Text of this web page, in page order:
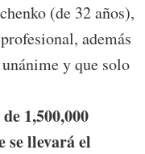
(de 32 años),
además
y que solo
1,500,000
se llevará el